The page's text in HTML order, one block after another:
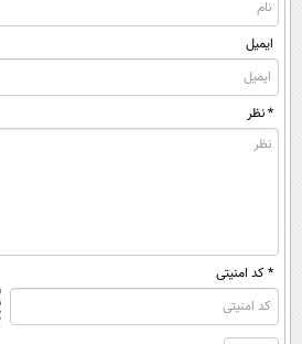
ایمیل
* نظر
* کد امنیتی